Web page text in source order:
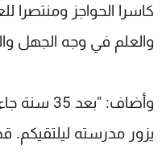
كاسرا الحواجز ومنتصرا
والعلم في وجه الجهل
وأضاف:
يزور مدرسته